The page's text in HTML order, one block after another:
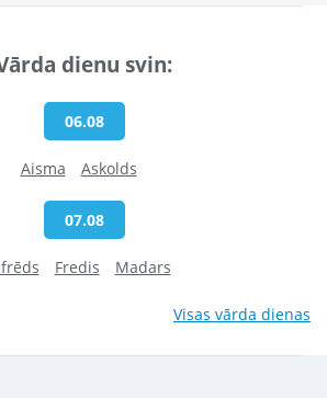
dienu svin:
06.08
Aisma Askolds
07.08
Fredis Madars
Visas vārda dienas